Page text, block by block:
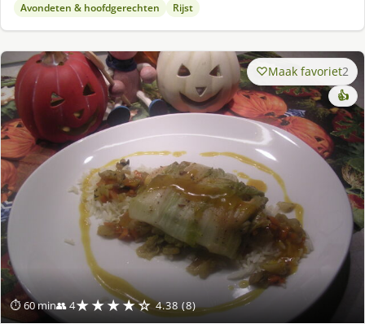
Avondeten & hoofdgerechten Rijst
⏱ 60 min👥 4★★★★☆ 4.38 (8)
Maak favoriet2
👍